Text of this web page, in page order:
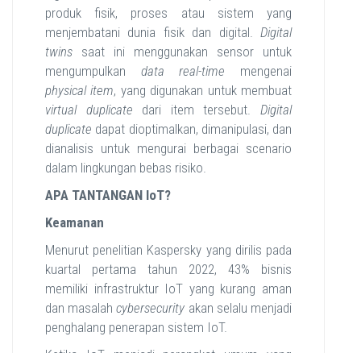
produk fisik, proses atau sistem yang
menjembatani dunia fisik dan digital. Digital
twins saat ini menggunakan sensor untuk
mengumpulkan data real-time mengenai
physical item, yang digunakan untuk membuat
virtual duplicate dari item tersebut.Digital
duplicate dapat dioptimalkan, dimanipulasi, dan
dianalisis untuk mengurai berbagai scenario
dalam lingkungan bebas risiko.
APA TANTANGAN IoT?
Keamanan
Menurut penelitian Kaspersky yang dirilis pada
kuartal pertama tahun 2022, 43% bisnis
memiliki infrastruktur IoT yang kurang aman
dan masalahcybersecurity akan selalu menjadi
penghalang penerapan sistem IoT.